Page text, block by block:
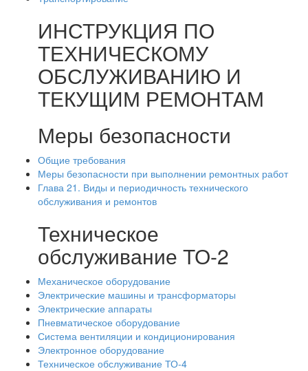
ИНСТРУКЦИЯ ПО
ТЕХНИЧЕСКОМУ
ОБСЛУЖИВАНИЮ И
ТЕКУЩИМ РЕМОНТАМ
Меры безопасности
Общие требования
Меры безопасности при выполнении ремонтных работ
Глава 21. Виды и периодичность технического
обслуживания и ремонтов
Техническое
обслуживание ТО-2
Механическое оборудование
Электрические машины и трансформаторы
Электрические аппараты
Пневматическое оборудование
Система вентиляции и кондиционирования
Электронное оборудование
Техническое обслуживание ТО-4